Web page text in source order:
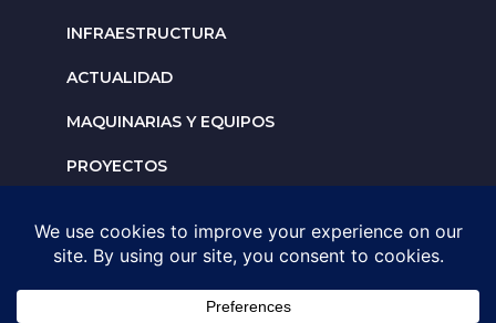
INFRAESTRUCTURA
ACTUALIDAD
MAQUINARIAS Y EQUIPOS
PROYECTOS
Solicita un espacio para
tu negocio